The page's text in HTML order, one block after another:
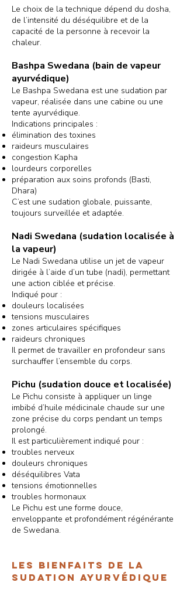
Le choix de la technique dépend du dosha,
de l’intensité du déséquilibre et de la
capacité de la personne à recevoir la
chaleur.
Bashpa Swedana (bain de vapeur
ayurvédique)
Le Bashpa Swedana est une sudation par
vapeur, réalisée dans une cabine ou une
tente ayurvédique.
Indications principales :
élimination des toxines
raideurs musculaires
congestion Kapha
lourdeurs corporelles
préparation aux soins profonds (Basti,
Dhara)
C’est une sudation globale, puissante,
toujours surveillée et adaptée.
Nadi Swedana (sudation localisée à
la vapeur)
Le Nadi Swedana utilise un jet de vapeur
dirigée à l’aide d’un tube (nadi), permettant
une action ciblée et précise.
Indiqué pour :
douleurs localisées
tensions musculaires
zones articulaires spécifiques
raideurs chroniques
Il permet de travailler en profondeur sans
surchauffer l’ensemble du corps.
Pichu (sudation douce et localisée)
Le Pichu consiste à appliquer un linge
imbibé d’huile médicinale chaude sur une
zone précise du corps pendant un temps
prolongé.
Il est particulièrement indiqué pour :
troubles nerveux
douleurs chroniques
déséquilibres Vata
tensions émotionnelles
troubles hormonaux
Le Pichu est une forme douce,
enveloppante et profondément régénérante
de Swedana.
Les bienfaits de la
sudation ayurvédique